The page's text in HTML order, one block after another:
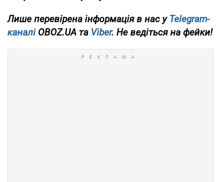
Лише перевірена інформація в нас уTelegram-
каналіOBOZ.UA та Viber. Не ведіться на фейки!